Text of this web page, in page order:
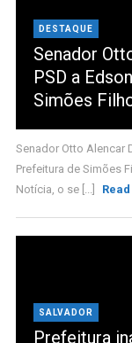
DESTAQUE
Senador
PSD a
Simões
Senador Otto Alencar
Prefeitura de Simões
Notícia, o se [...]
SALVADOR
Prefeitura